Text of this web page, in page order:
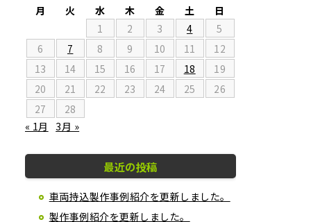
月
火 水 木 金 土
日
1
2 3 4
5
6
7 8 9 10 11
12
13
14 15 16 17 18
19
20
21 22 23 24 25
26
27
28
« 1月
3月 »
最近の投稿
車両持込製作事例紹介を更新しました。
製作事例紹介を更新しました。